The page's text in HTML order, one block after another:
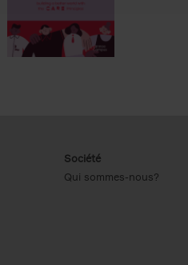
Société
Qui sommes-nous?